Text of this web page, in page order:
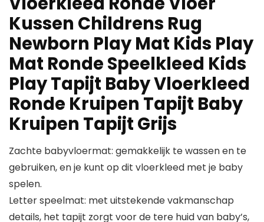
Kussen Childrens Rug
Newborn Play Mat Kids Play
Mat Ronde Speelkleed Kids
Play Tapijt Baby Vloerkleed
Ronde Kruipen Tapijt Baby
Kruipen Tapijt Grijs
Zachte babyvloermat: gemakkelijk te wassen en te
gebruiken, en je kunt op dit vloerkleed met je baby
spelen.
Letter speelmat: met uitstekende vakmanschap
details, het tapijt zorgt voor de tere huid van baby’s,